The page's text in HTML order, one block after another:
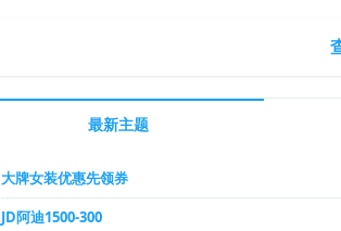
最新主题
大牌女装优惠先领券
JD阿迪1500-300